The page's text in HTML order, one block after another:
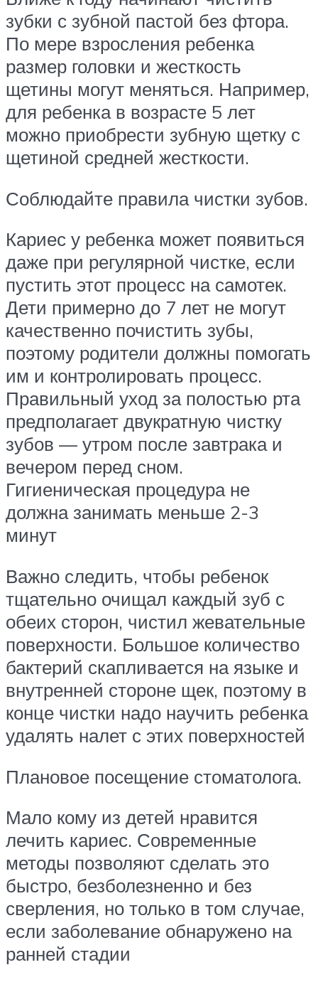
зубки с зубной пастой без фтора.
По мере взросления ребенка
размер головки и жесткость
щетины могут меняться. Например,
для ребенка в возрасте 5 лет
можно приобрести зубную щетку с
щетиной средней жесткости.
Соблюдайте правила чистки зубов.
Кариес у ребенка может появиться
даже при регулярной чистке, если
пустить этот процесс на самотек.
Дети примерно до 7 лет не могут
качественно почистить зубы,
поэтому родители должны помогать
им и контролировать процесс.
Правильный уход за полостью рта
предполагает двукратную чистку
зубов — утром после завтрака и
вечером перед сном.
Гигиеническая процедура не
должна занимать меньше 2-3
минут
Важно следить, чтобы ребенок
тщательно очищал каждый зуб с
обеих сторон, чистил жевательные
поверхности. Большое количество
бактерий скапливается на языке и
внутренней стороне щек, поэтому в
конце чистки надо научить ребенка
удалять налет с этих поверхностей
Плановое посещение стоматолога.
Мало кому из детей нравится
лечить кариес. Современные
методы позволяют сделать это
быстро, безболезненно и без
сверления, но только в том случае,
если заболевание обнаружено на
ранней стадии